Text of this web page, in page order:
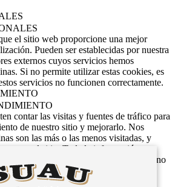
el sitio web proporcione una mejor
Pueden ser establecidas por nuestra
externos cuyos servicios hemos
Si no permite utilizar estas cookies, es
servicios no funcionen correctamente.
contar las visitas y fuentes de tráfico para
de nuestro sitio y mejorarlo. Nos
son las más o las menos visitadas, y
por el sitio. Toda la información que
agregada y, por lo tanto, es anónima. Si no
no sabremos cuándo visitó nuestro
si funcionó correctamente.